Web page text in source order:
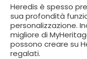
Heredis è spesso
sua profondità
personalizzazione.
migliore di
possono creare su
regalati.